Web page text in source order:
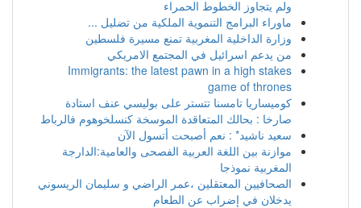
ولم يتجاوز الخطوط الحمراء
ماوراء البرامج التنموية الملكية من تضليل ...
وزارة الداخلية المغربية تمنع مسيرة فلسطين
من يدعم اسرائيل في المجتمع الامريكي
Immigrants: the latest pawn in a high stakes
game of thrones
كوميساريا تامسنا تتستر على بوليسي عنف استادة
صارخا : بحالك المتعاقدة الموسخة كنسلخوهوم فالرباط
سعيد ناشيد* : نعم أصبحت أتسول الآن
موازنة بين اللغة العربية الفصحى والعامية:الدارجة
المغربية نموذجا
الصحافيين المعتقلين ،عمر الراضي و سليمان الريسوني
يدخلان في إضراب عن الطعام